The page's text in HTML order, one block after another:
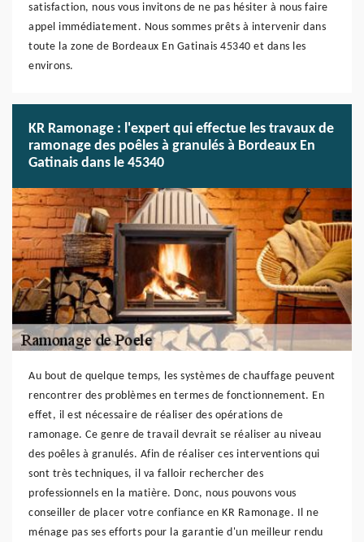
satisfaction, nous vous invitons de ne pas hésiter à nous faire
appel immédiatement. Nous sommes prêts à intervenir dans
toute la zone de Bordeaux En Gatinais 45340 et dans les
environs.
KR Ramonage : l'expert qui effectue les travaux de
ramonage des poêles à granulés à Bordeaux En
Gatinais dans le 45340
Au bout de quelque temps, les systèmes de chauffage peuvent
rencontrer des problèmes en termes de fonctionnement. En
effet, il est nécessaire de réaliser des opérations de
ramonage. Ce genre de travail devrait se réaliser au niveau
des poêles à granulés. Afin de réaliser ces interventions qui
sont très techniques, il va falloir rechercher des
professionnels en la matière. Donc, nous pouvons vous
conseiller de placer votre confiance en KR Ramonage. Il ne
ménage pas ses efforts pour la garantie d'un meilleur rendu